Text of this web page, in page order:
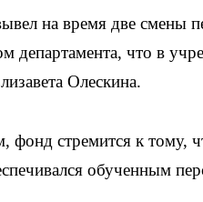
на время две смены
департамента, что в
Олескина.
фонд стремится к тому,
обученным